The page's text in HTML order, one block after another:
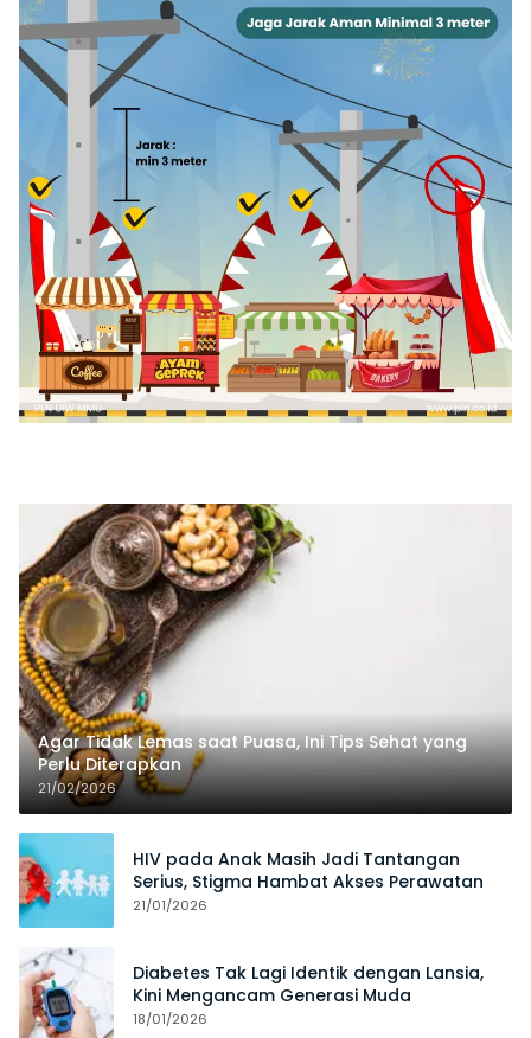
Agar Tidak Lemas saat Puasa, Ini Tips Sehat yang
Perlu Diterapkan
21/02/2026
HIV pada Anak Masih Jadi Tantangan
Serius, Stigma Hambat Akses Perawatan
21/01/2026
Diabetes Tak Lagi Identik dengan Lansia,
Kini Mengancam Generasi Muda
18/01/2026